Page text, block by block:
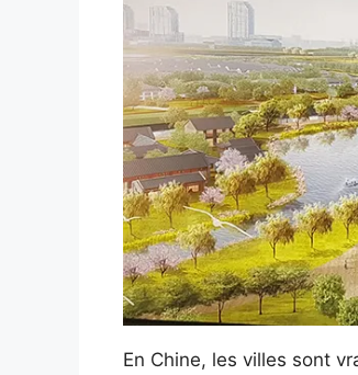
En Chine, les villes sont